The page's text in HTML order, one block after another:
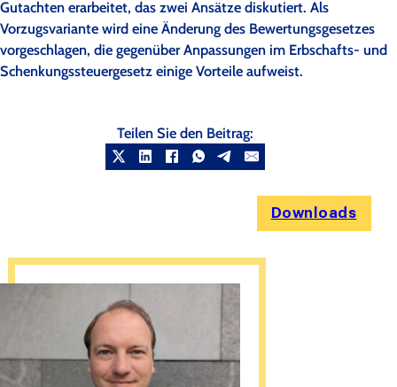
Gutachten erarbeitet, das zwei Ansätze diskutiert. Als
Vorzugsvariante wird eine Änderung des Bewertungsgesetzes
vorgeschlagen, die gegenüber Anpassungen im Erbschafts- und
Schenkungssteuergesetz einige Vorteile aufweist.
Teilen Sie den Beitrag:
Downloads